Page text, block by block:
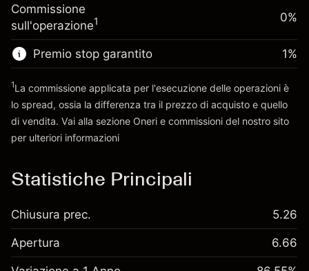
Vai alla piattaforma
posizione
Dimensione dell'operazione a leva
~$5,000.00
Denaro da leva ~
Vai alla piattaforma
Commissione
sull'operazione1 0%
Premio stop garantito 1%
1La commissione applicata per l'esecuzione delle operazioni è
lo spread, ossia la differenza tra il prezzo di acquisto e quello
di vendita. Vai alla sezione Oneri e commissioni del nostro sito
per ulteriori informazioni
Statistiche Principali
Chiusura prec. 5.26
Apertura 6.66